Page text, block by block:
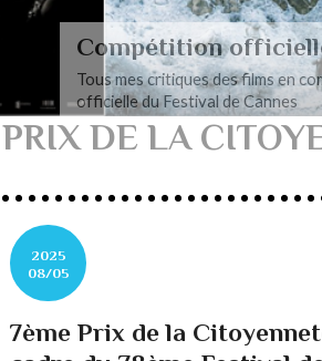
Compétition
Tous mes critiques des films en
officielle du Festival de Cannes
PRIX DE LA
2025
08/05
7ème Prix de la